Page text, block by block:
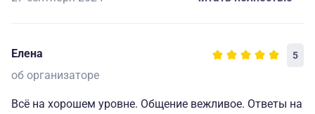
музея Ушакова. В каютах теплохода чисто. Питание на
отпуск на теплоходе, то только теплоход «Лунная
Соната ». Спасибо большое за качественную
Елена 5
об организаторе
Всё на хорошем уровне. Общение вежливое. Ответы на